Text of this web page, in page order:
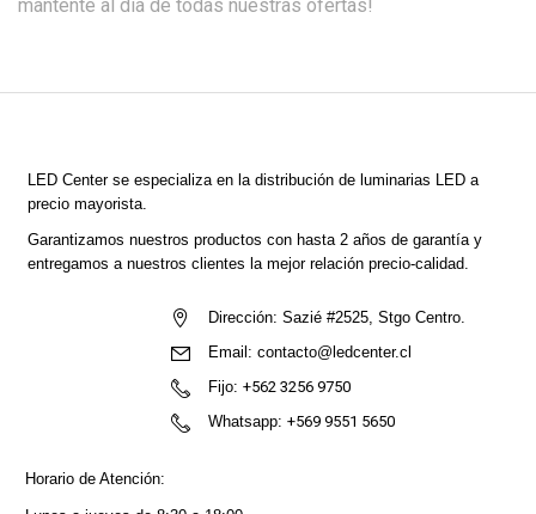
mantente al día de todas nuestras ofertas!
LED Centerse especializa en la distribución de luminarias LED a
precio mayorista.
Garantizamos nuestros productos con hasta 2 años de garantía y
entregamos a nuestros clientes la mejor relación precio-calidad.
Dirección: Sazié #2525, Stgo Centro.
Email: contacto@ledcenter.cl
Fijo: +562 3256 9750
Whatsapp: +569 9551 5650
Horario de Atención: